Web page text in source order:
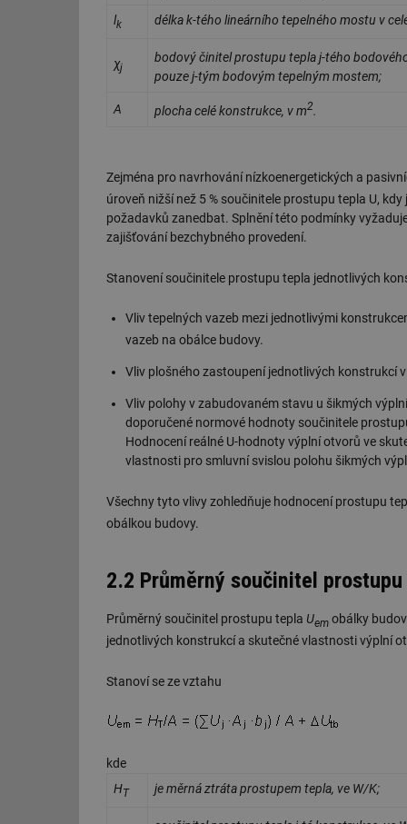
lk délka k-tého lineárního tepelného mostu v
χj
bodový činitel prostupu tepla j-tého
pouze j-tým bodovým tepelným mostem;
A plocha celé konstrukce, v m2.
Zejména pro navrhování nízkoenergetických a
úroveň nižší než 5 % součinitele prostupu tepla U,
požadavků zanedbat. Splnění této podmínky
zajišťování bezchybného provedení.
Stanovení součinitele prostupu tepla jednotlivých
Vliv tepelných vazeb mezi jednotlivými
vazeb na obálce budovy.
Vliv plošného zastoupení jednotlivých konstrukcí
Vliv polohy v zabudovaném stavu u šikmých
doporučené normové hodnoty součinitele
Hodnocení reálné U-hodnoty výplní otvorů ve
vlastnosti pro smluvní svislou polohu šikmých
Všechny tyto vlivy zohledňuje hodnocení prostupu
obálkou budovy.
2.2 Průměrný součinitel
Průměrný součinitel prostupu tepla Uem obálky
jednotlivých konstrukcí a skutečné vlastnosti výplní
Stanoví se ze vztahu
kde
HT je měrná ztráta prostupem tepla, ve W/K;
id
id
_hjFirstSeen
id
id
id